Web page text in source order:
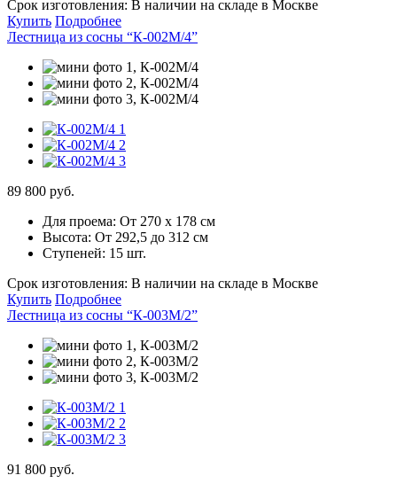
Срок изготовления: В наличии на складе в Москве
Купить Подробнее
Лестница из сосны “К-002М/4”
89 800 руб.
Для проема: От 270 х 178 см
Высота: От 292,5 до 312 см
Ступеней: 15 шт.
Срок изготовления: В наличии на складе в Москве
Купить Подробнее
Лестница из сосны “К-003М/2”
91 800 руб.